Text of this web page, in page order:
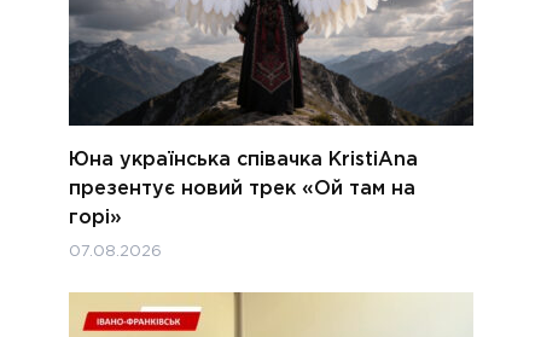
Юна українська співачка KristiAna
презентує новий трек «Ой там на
горі»
07.08.2026